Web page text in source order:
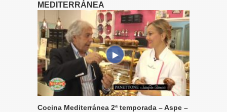
MEDITERRÁNEA
Cocina Mediterránea 2ª temporada – Aspe –